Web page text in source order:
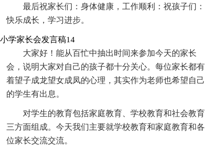
最后祝家长们：身体健康，工作顺利：祝孩子们：
快乐成长，学习进步。
小学家长会发言稿14
大家好！能从百忙中抽出时间来参加今天的家长
会，说明大家对自己的孩子都十分关心。每位家长都有
着望子成龙望女成凤的心理，其实作为老师也希望自己
的学生有出息。
对学生的教育包括家庭教育、学校教育和社会教育
三方面组成。今天我们主要就学校教育和家庭教育和各
位家长交流交流。